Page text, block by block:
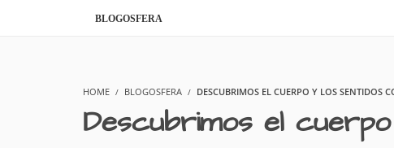
BLOGOSFERA
HOME BLOGOSFERA DESCUBRIMOS EL CUERPO Y LOS SENTIDOS
Descubrimos el